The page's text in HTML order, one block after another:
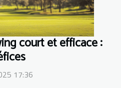
court et efficace :
17:36